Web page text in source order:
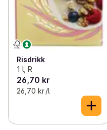
Risdrikk
1 l, R
26,70 kr
26,70 kr /l